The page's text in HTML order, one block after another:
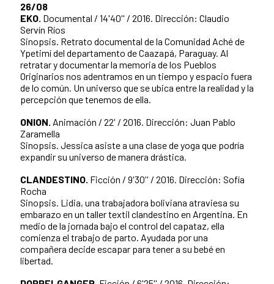
26/08
EKO. Documental / 14'40'' / 2016. Dirección: Claudio
Servín Ríos
Sinopsis. Retrato documental de la Comunidad Aché de
Ypetimí del departamento de Caazapá, Paraguay. Al
retratar y documentar la memoria de los Pueblos
Originarios nos adentramos en un tiempo y espacio fuera
de lo común. Un universo que se ubica entre la realidad y la
percepción que tenemos de ella.
ONION. Animación / 22' / 2016. Dirección: Juan Pablo
Zaramella
Sinopsis. Jessica asiste a una clase de yoga que podría
expandir su universo de manera drástica.
CLANDESTINO. Ficción / 9'30'' / 2016. Dirección: Sofía
Rocha
Sinopsis. Lidia, una trabajadora boliviana atraviesa su
embarazo en un taller textil clandestino en Argentina. En
medio de la jornada bajo el control del capataz, ella
comienza el trabajo de parto. Ayudada por una
compañera decide escapar para tener a su bebé en
libertad.